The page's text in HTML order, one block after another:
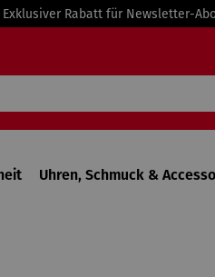
Exklusiver Rabatt für Newsletter-
Uhren, Schmuck &